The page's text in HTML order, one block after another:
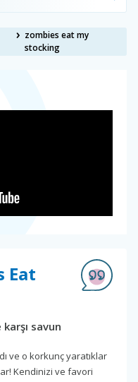
zombies eat my
stocking
Eat
savun
ve o korkunç yaratıklar
Kendinizi ve favori